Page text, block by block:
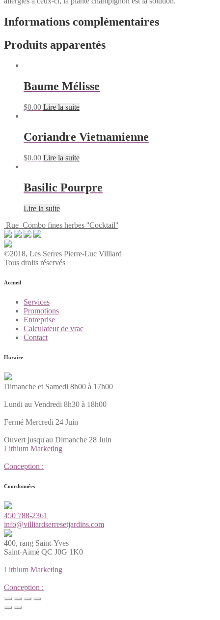
Informations complémentaires
Produits apparentés
Baume Mélisse
$0.00 Lire la suite
Coriandre Vietnamienne
$0.00 Lire la suite
Basilic Pourpre
Lire la suite
Rue Combo fines herbes ''Cocktail''
©2018, Les Serres Pierre-Luc Villiard
Tous droits réservés
Accueil
Services
Promotions
Entreprise
Calculateur de vrac
Contact
Horaire
Dimanche et Samedi 8h00 à 17h00
Lundi au Vendredi 8h30 à 18h00
Fermé Mercredi 24 Juin
Ouvert jusqu'au Dimanche 28 Juin
Lithium Marketing
Conception :
Coordonnées
450 788-2361
info@villiardserresetjardins.com
400, rang Saint-Yves
Saint-Aimé QC J0G 1K0
Lithium Marketing
Conception :